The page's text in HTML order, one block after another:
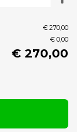
€ 270,00
€ 0,00
€ 270,00